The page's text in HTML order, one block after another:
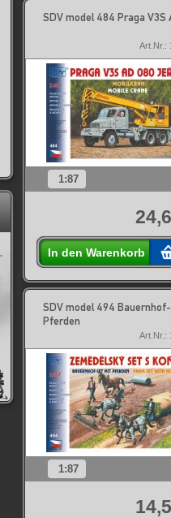
SDV model 484 Praga V3S
Art.Nr.:
1:87
In den Warenkorb
SDV model 494
Pferden
Art.Nr.:
1:87